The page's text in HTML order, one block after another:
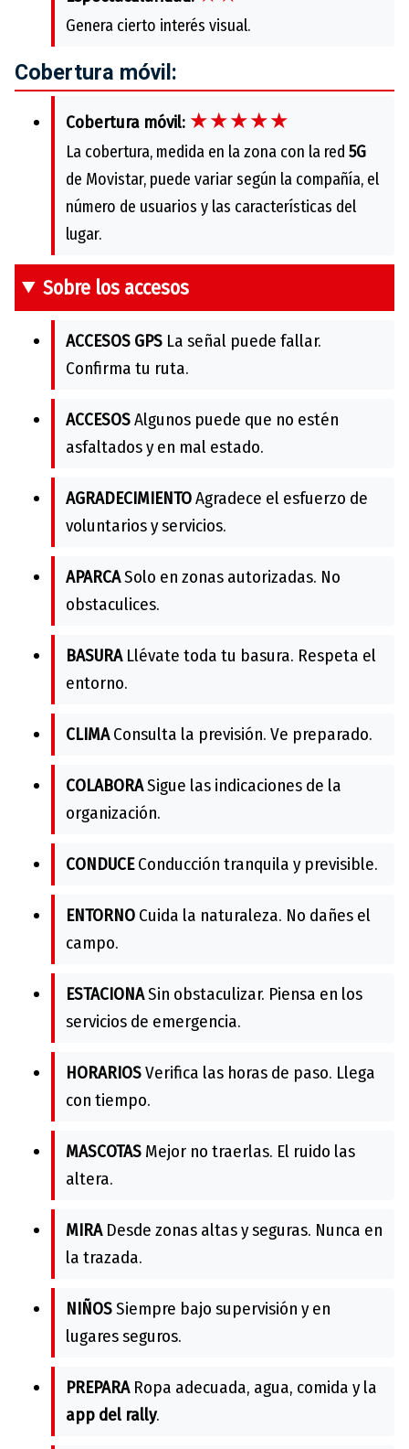
Genera cierto interés visual.
Cobertura móvil:
Cobertura móvil: ★★★★★
La cobertura, medida en la zona con la red 5G
de Movistar, puede variar según la compañía, el
número de usuarios y las características del
lugar.
Sobre los accesos
ACCESOS GPS La señal puede fallar.
Confirma tu ruta.
ACCESOSAlgunos puede que no estén
asfaltados y en mal estado.
AGRADECIMIENTOAgradece el esfuerzo de
voluntarios y servicios.
APARCASolo en zonas autorizadas. No
obstaculices.
BASURALlévate toda tu basura. Respeta el
entorno.
CLIMAConsulta la previsión. Ve preparado.
COLABORASigue las indicaciones de la
organización.
CONDUCEConducción tranquila y previsible.
ENTORNO Cuida la naturaleza. No dañes el
campo.
ESTACIONASin obstaculizar. Piensa en los
servicios de emergencia.
HORARIOSVerifica las horas de paso. Llega
con tiempo.
MASCOTAS Mejor no traerlas. El ruido las
altera.
MIRADesde zonas altas y seguras. Nunca en
la trazada.
NIÑOSSiempre bajo supervisión y en
lugares seguros.
PREPARARopa adecuada, agua, comida y la
app del rally.